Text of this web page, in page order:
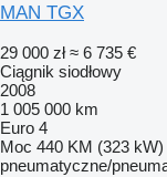
MAN TGX
29 000 zł ≈ 6 735 €
Ciągnik siodłowy
2008
1 005 000 km
Euro 4
Moc 440 KM (323 kW)
pneumatyczne/